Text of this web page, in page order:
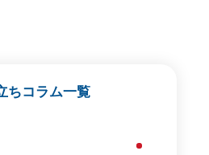
ちコラム一覧